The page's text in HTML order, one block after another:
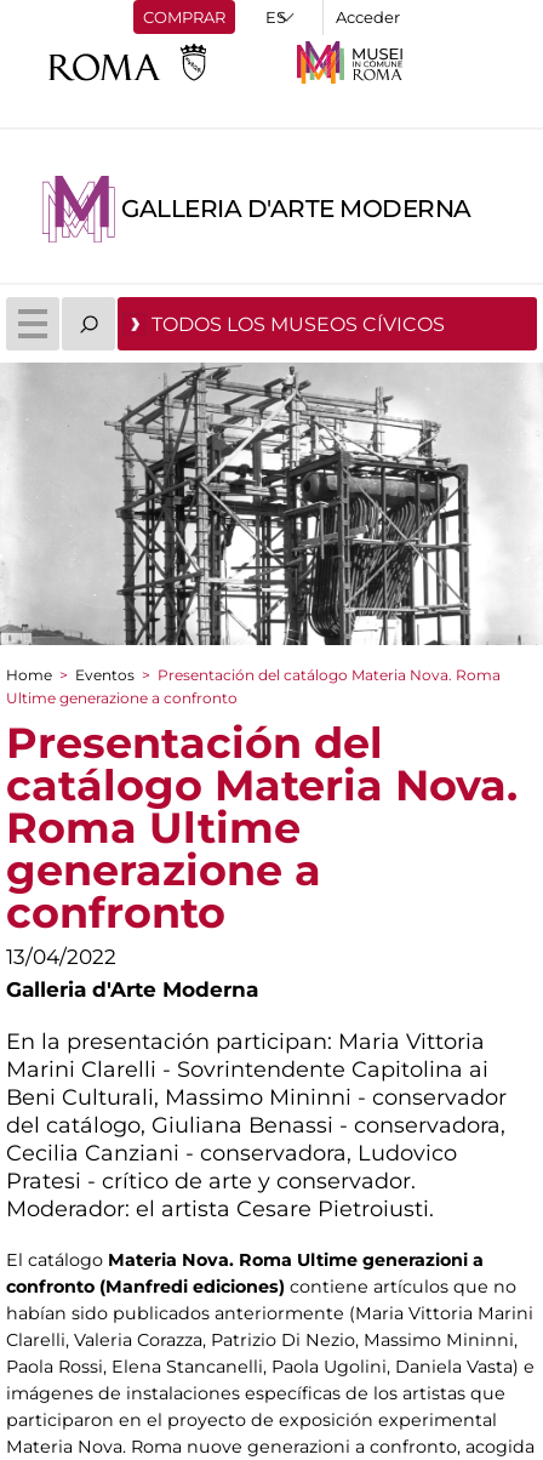
COMPRAR Acceder
GALLERIA D'ARTE MODERNA
TODOS LOS MUSEOS CÍVICOS
You are here
Home > Eventos > Presentación del catálogo Materia Nova. Roma
Ultime generazione a confronto
Presentación del
catálogo Materia Nova.
Roma Ultime
generazione a
confronto
13/04/2022
Galleria d'Arte Moderna
En la presentación participan: Maria Vittoria
Marini Clarelli - Sovrintendente Capitolina ai
Beni Culturali, Massimo Mininni - conservador
del catálogo, Giuliana Benassi - conservadora,
Cecilia Canziani - conservadora, Ludovico
Pratesi - crítico de arte y conservador.
Moderador: el artista Cesare Pietroiusti.
El catálogo Materia Nova. Roma Ultime generazioni a
confronto (Manfredi ediciones) contiene artículos que no
habían sido publicados anteriormente (Maria Vittoria Marini
Clarelli, Valeria Corazza, Patrizio Di Nezio, Massimo Mininni,
Paola Rossi, Elena Stancanelli, Paola Ugolini, Daniela Vasta) e
imágenes de instalaciones específicas de los artistas que
participaron en el proyecto de exposición experimental
Materia Nova. Roma nuove generazioni a confronto, acogida